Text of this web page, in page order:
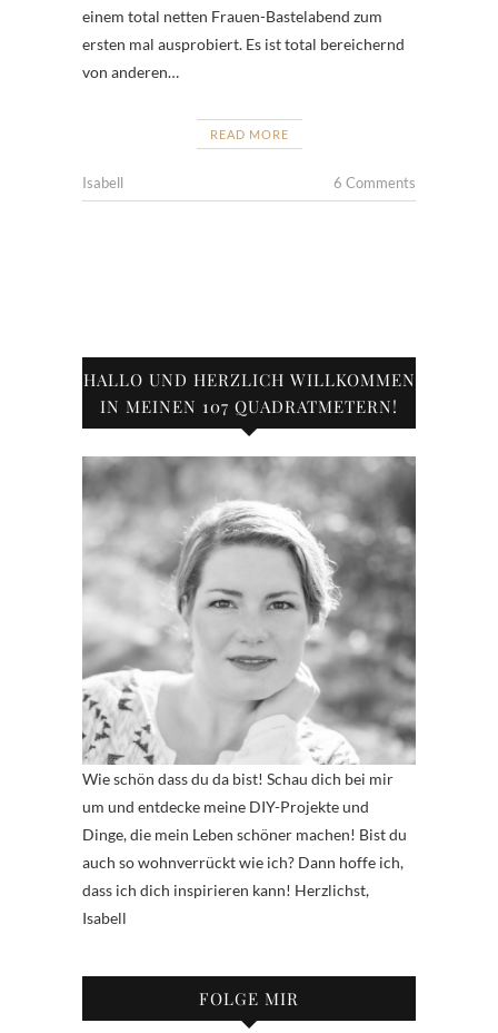
einem total netten Frauen-Bastelabend zum
ersten mal ausprobiert. Es ist total bereichernd
von anderen…
READ MORE
Isabell 6 Comments
HALLO UND HERZLICH WILLKOMMEN
IN MEINEN 107 QUADRATMETERN!
Wie schön dass du da bist! Schau dich bei mir
um und entdecke meine DIY-Projekte und
Dinge, die mein Leben schöner machen! Bist du
auch so wohnverrückt wie ich? Dann hoffe ich,
dass ich dich inspirieren kann! Herzlichst,
Isabell
FOLGE MIR